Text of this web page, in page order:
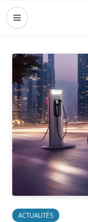
ACTUALITÉS